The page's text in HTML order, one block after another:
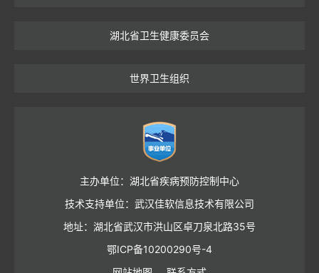
湖北省卫生健康委员会
世界卫生组织
主办单位：湖北省疾病预防控制中心
技术支持单位：武汉佳软信息技术有限公司
地址：湖北省武汉市洪山区卓刀泉北路35号
鄂ICP备10200290号-4